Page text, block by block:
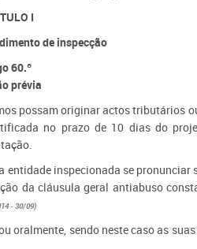
I
de inspecção
60.º
prévia
possam originar actos tributários
no prazo de 10 dias do
inspecionada se pronunciar
da cláusula geral antiabuso
- 30/09)
oralmente, sendo neste caso as